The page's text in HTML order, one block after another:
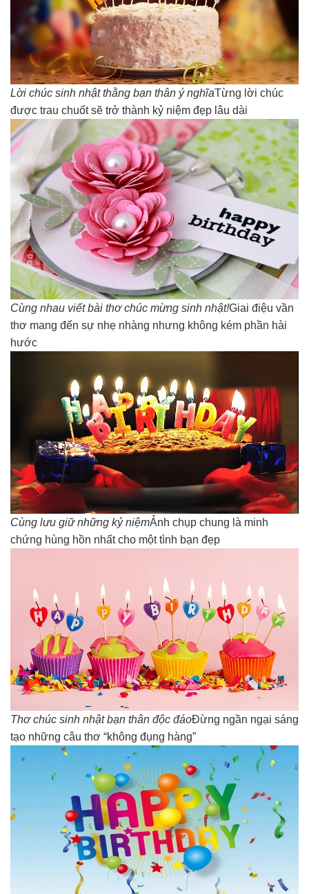
Lời chúc sinh nhật thằng bạn thân ý nghĩaTừng lời chúc
được trau chuốt sẽ trở thành kỷ niệm đẹp lâu dài
Cùng nhau viết bài thơ chúc mừng sinh nhật!Giai điệu vần
thơ mang đến sự nhẹ nhàng nhưng không kém phần hài
hước
Cùng lưu giữ những kỷ niệmẢnh chụp chung là minh
chứng hùng hồn nhất cho một tình bạn đẹp
Thơ chúc sinh nhật bạn thân độc đáoĐừng ngần ngại sáng
tạo những câu thơ “không đụng hàng”